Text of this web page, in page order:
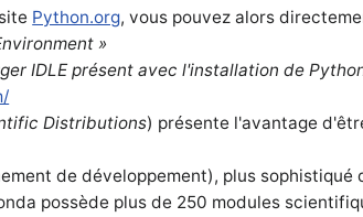
Python.org, vous pouvez alors
»
IDLE présent avec l'installation de
Distributions) présente l'avantage
de développement), plus sophistiqué
possède plus de 250 modules